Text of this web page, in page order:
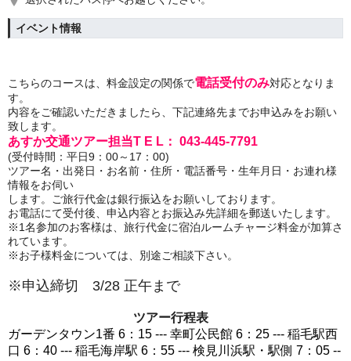
イベント情報
こちらのコースは、料金設定の関係で電話受付のみ対応となりま
す。
内容をご確認いただきましたら、下記連絡先までお申込みをお願い
致します。
あすか交通ツアー担当T E L： 043-445-7791
(受付時間：平日9：00～17：00)
ツアー名・出発日・お名前・住所・電話番号・生年月日・お連れ様
情報をお伺い
します。
ご旅行代金は銀行振込をお願いしております。
お電話にて受付後、申込内容とお振込み先詳細を郵送いたします。
※1名参加のお客様は、旅行代金に宿泊ルームチャージ料金が加算さ
れています。
※お子様料金については、別途ご相談下さい。
※申込締切 3/28 正午まで
ツアー行程表
ガーデンタウン1番 6：15 --- 幸町公民館 6：25 --- 稲毛駅西
口 6：40 --- 稲毛海岸駅 6：55 --- 検見川浜駅・駅側 7：05 --